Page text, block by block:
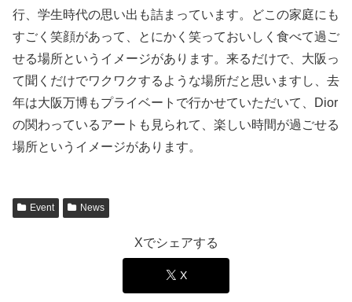
行、学生時代の思い出も詰まっています。どこの家庭にも
すごく笑顔があって、とにかく笑っておいしく食べて過ご
せる場所というイメージがあります。来るだけで、大阪っ
て聞くだけでワクワクするような場所だと思いますし、去
年は大阪万博もプライベートで行かせていただいて、Dior
の関わっているアートも見られて、楽しい時間が過ごせる
場所というイメージがあります。
Event News
Xでシェアする
X